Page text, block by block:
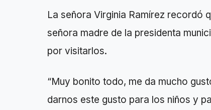
La señora Virginia Ramírez recordó
señora madre de la presidenta
por visitarlos.
“Muy bonito todo, me da mucho
darnos este gusto para los niños y